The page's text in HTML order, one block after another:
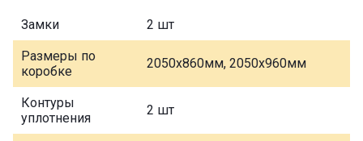
Замки 2 шт
Размеры по
коробке
2050х860мм, 2050х960мм
Контуры
уплотнения
2 шт